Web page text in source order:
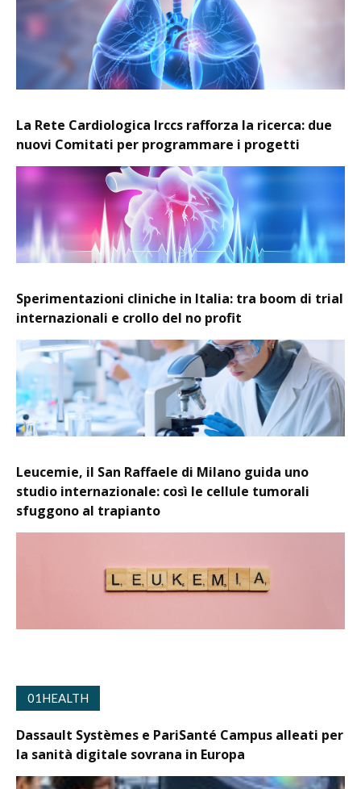
La Rete Cardiologica Irccs rafforza la ricerca: due
nuovi Comitati per programmare i progetti
Sperimentazioni cliniche in Italia: tra boom di trial
internazionali e crollo del no profit
Leucemie, il San Raffaele di Milano guida uno
studio internazionale: così le cellule tumorali
sfuggono al trapianto
01HEALTH
Dassault Systèmes e PariSanté Campus alleati per
la sanità digitale sovrana in Europa